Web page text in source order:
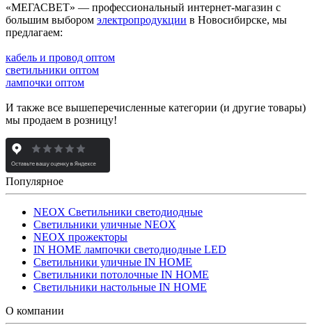
«МЕГАСВЕТ» — профессиональный интернет-магазин с
большим выбором электропродукции в Новосибирске, мы
предлагаем:
кабель и провод оптом
светильники оптом
лампочки оптом
И также все вышеперечисленные категории (и другие товары)
мы продаем в розницу!
Популярное
NEOX Светильники светодиодные
Светильники уличные NEOX
NEOX прожекторы
IN HOME лампочки светодиодные LED
Светильники уличные IN HOME
Светильники потолочные IN HOME
Светильники настольные IN HOME
О компании